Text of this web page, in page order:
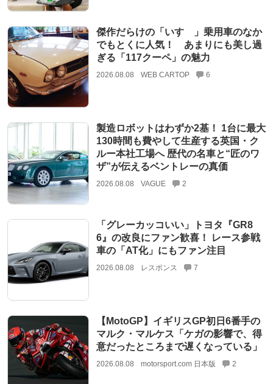
傑作だらけの「いすゞ」乗用車のなか
でもとくに人気！ あまりにも美し過
ぎる「117クーペ」の魅力
2026.08.08 WEB CARTOP 6
製造ロボットはわずか2基！ 1台に最大
130時間も費やして生産する英国・ク
ルー本社工場へ 歴代の名車と“匠のワ
ザ”が伝えるベントレーの真価
2026.08.08 VAGUE 2
「グレーカッコいい」トヨタ『GR8
6』の改良にファン歓喜！ レース参戦
車の「AT化」にもファン注目
2026.08.08 レスポンス 7
【MotoGP】イギリスGP初日6番手の
マルク・マルケス「ケガの影響で、得
意だったところまで遅くなっている」
2026.08.08 motorsport.com 日本版 2